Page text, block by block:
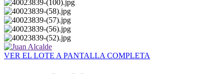
VER EL LOTE A PANTALLA COMPLETA